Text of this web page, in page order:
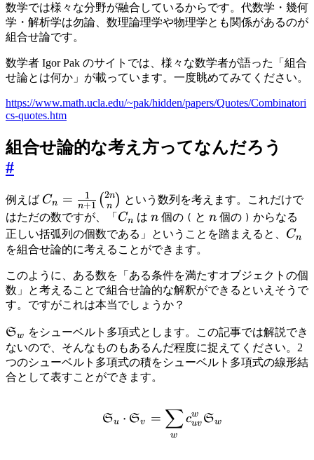
数学では様々な分野が融合しているからです。代数学・幾何
学・解析学は勿論、数理論理学や物理学とも関係があるのが
組合せ論です。
数学者 Igor Pak のサイトでは、様々な数学者が語った「組合
せ論とは何か」が載っています。一度眺めてみてください。
https://www.math.ucla.edu/~pak/hidden/papers/Quotes/Combinatori
cs-quotes.htm
組合せ論的な考え方ってなんだろう
#
例えば C_n=\frac{1}
{n+1}\binom{2n}
{n}
Cn = n+1
1 ( n
2n) という数列を考えます。これだけで
はただの数ですが、「 C_n
Cn はn
n 個の ( とn
n 個の ) からなる
正しい括弧列の個数である」ということを踏まえると、 C_n
Cn
を組合せ論的に考えることができます。
このように、ある数を「ある条件を満たすオブジェクトの個
数」と考えることで組合せ論的な解釈ができるといえそうで
す。ですがこれは本当でしょうか？
\mathfrak{S}_w
Sw
をシューベルト多項式とします。この記事では解説でき
ないので、そんなものもあるんだ程度に捉えてください。2
つのシューベルト多項式の積をシューベルト多項式の線形結
合として表すことができます。
\mathfrak{S} _
Su ⋅ Sv =
w
∑cuv
w Sw